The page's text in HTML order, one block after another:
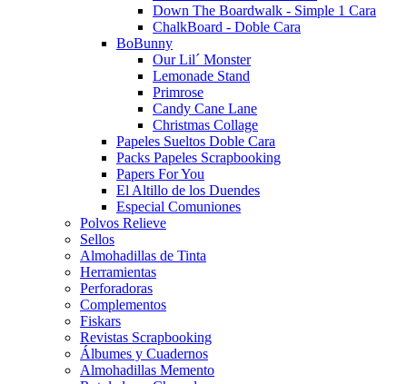
Down The Boardwalk - Simple 1 Cara
ChalkBoard - Doble Cara
BoBunny
Our Lil´ Monster
Lemonade Stand
Primrose
Candy Cane Lane
Christmas Collage
Papeles Sueltos Doble Cara
Packs Papeles Scrapbooking
Papers For You
El Altillo de los Duendes
Especial Comuniones
Polvos Relieve
Sellos
Almohadillas de Tinta
Herramientas
Perforadoras
Complementos
Fiskars
Revistas Scrapbooking
Álbumes y Cuadernos
Almohadillas Memento